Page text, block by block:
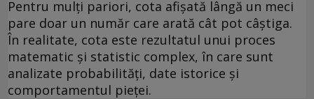
Pentru mulți pariori, cota afișată lângă un meci
pare doar un număr care arată cât pot câștiga.
În realitate, cota este rezultatul unui proces
matematic și statistic complex, în care sunt
analizate probabilități, date istorice și
comportamentul pieței.